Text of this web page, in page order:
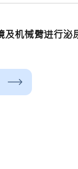
及机械臂进行泌